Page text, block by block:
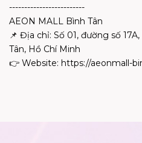
-------------------------​
AEON MALL Bình Tân​
📌 Địa chỉ: Số 01, đường số
Tân, Hồ Chí Minh​
👉 Website: https://aeonmall-